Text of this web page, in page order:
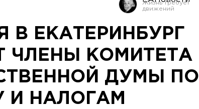
В ЕКАТЕРИНБУРГ
ЧЛЕНЫ КОМИТЕТА
ДУМЫ ПО
И НАЛОГАМ